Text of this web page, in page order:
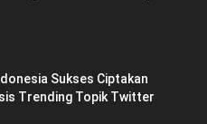
Sukses Ciptakan
Trending Topik Twitter